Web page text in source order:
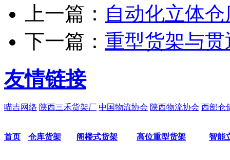
上一篇： 自动化立体
下一篇： 重型货架与
友情链接
喵吉网络 陕西三禾货架厂 中国物流协会 陕西物流协会 西部仓
首页 仓库货架 阁楼式货架 高位重型货架 智能